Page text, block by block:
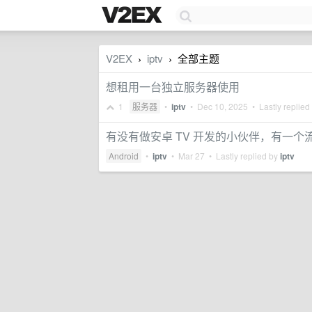
V2EX › iptv › 全部主题
想租用一台独立服务器使用
1 服务器 • iptv • Dec 10, 2025 • Lastly
有没有做安卓 TV 开发的小伙伴，有一
Android • iptv • Mar 27 • Lastly replied byiptv